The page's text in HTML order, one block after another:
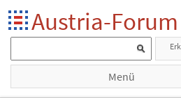
Austria-Forum
Menü